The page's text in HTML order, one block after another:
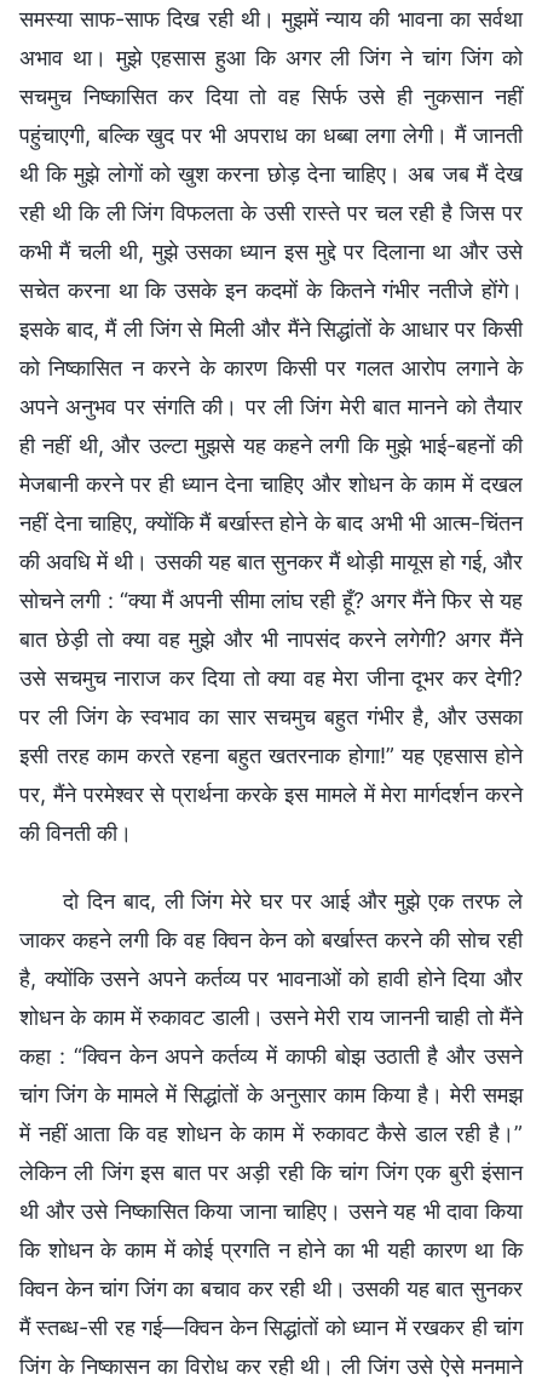
समस्या साफ-साफ दिख रही थी। मुझमें न्याय की भावना का सर्वथा
अभाव था। मुझे एहसास हुआ कि अगर ली जिंग ने चांग जिंग को
सचमुच निष्कासित कर दिया तो वह सिर्फ उसे ही नुकसान नहीं
पहुंचाएगी, बल्कि खुद पर भी अपराध का धब्बा लगा लेगी। मैं जानती
थी कि मुझे लोगों को खुश करना छोड़ देना चाहिए। अब जब मैं देख
रही थी कि ली जिंग विफलता के उसी रास्ते पर चल रही है जिस पर
कभी मैं चली थी, मुझे उसका ध्यान इस मुद्दे पर दिलाना था और उसे
सचेत करना था कि उसके इन कदमों के कितने गंभीर नतीजे होंगे।
इसके बाद, मैं ली जिंग से मिली और मैंने सिद्धांतों के आधार पर किसी
को निष्कासित न करने के कारण किसी पर गलत आरोप लगाने के
अपने अनुभव पर संगति की। पर ली जिंग मेरी बात मानने को तैयार
ही नहीं थी, और उल्टा मुझसे यह कहने लगी कि मुझे भाई-बहनों की
मेजबानी करने पर ही ध्यान देना चाहिए और शोधन के काम में दखल
नहीं देना चाहिए, क्योंकि मैं बर्खास्त होने के बाद अभी भी आत्म-चिंतन
की अवधि में थी। उसकी यह बात सुनकर मैं थोड़ी मायूस हो गई, और
सोचने लगी : “क्या मैं अपनी सीमा लांघ रही हूँ? अगर मैंने फिर से यह
बात छेड़ी तो क्या वह मुझे और भी नापसंद करने लगेगी? अगर मैंने
उसे सचमुच नाराज कर दिया तो क्या वह मेरा जीना दूभर कर देगी?
पर ली जिंग के स्वभाव का सार सचमुच बहुत गंभीर है, और उसका
इसी तरह काम करते रहना बहुत खतरनाक होगा!” यह एहसास होने
पर, मैंने परमेश्वर से प्रार्थना करके इस मामले में मेरा मार्गदर्शन करने
की विनती की।
दो दिन बाद, ली जिंग मेरे घर पर आई और मुझे एक तरफ ले
जाकर कहने लगी कि वह क्विन केन को बर्खास्त करने की सोच रही
है, क्योंकि उसने अपने कर्तव्य पर भावनाओं को हावी होने दिया और
शोधन के काम में रुकावट डाली। उसने मेरी राय जाननी चाही तो मैंने
कहा : “क्विन केन अपने कर्तव्य में काफी बोझ उठाती है और उसने
चांग जिंग के मामले में सिद्धांतों के अनुसार काम किया है। मेरी समझ
में नहीं आता कि वह शोधन के काम में रुकावट कैसे डाल रही है।”
लेकिन ली जिंग इस बात पर अड़ी रही कि चांग जिंग एक बुरी इंसान
थी और उसे निष्कासित किया जाना चाहिए। उसने यह भी दावा किया
कि शोधन के काम में कोई प्रगति न होने का भी यही कारण था कि
क्विन केन चांग जिंग का बचाव कर रही थी। उसकी यह बात सुनकर
मैं स्तब्ध-सी रह गई—क्विन केन सिद्धांतों को ध्यान में रखकर ही चांग
जिंग के निष्कासन का विरोध कर रही थी। ली जिंग उसे ऐसे मनमाने